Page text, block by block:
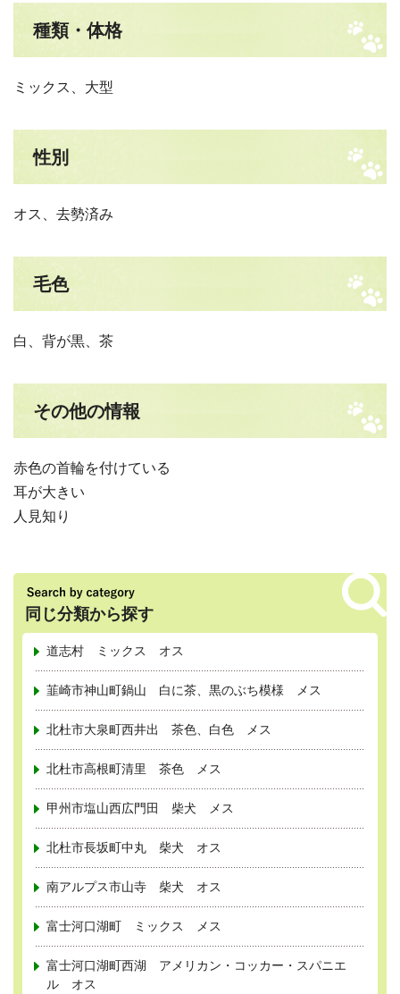
種類・体格
ミックス、大型
性別
オス、去勢済み
毛色
白、背が黒、茶
その他の情報
赤色の首輪を付けている
耳が大きい
人見知り
同じ分類から探す
道志村 ミックス オス
韮崎市神山町鍋山 白に茶、黒のぶち模様 メス
北杜市大泉町西井出 茶色、白色 メス
北杜市高根町清里 茶色 メス
甲州市塩山西広門田 柴犬 メス
北杜市長坂町中丸 柴犬 オス
南アルプス市山寺 柴犬 オス
富士河口湖町 ミックス メス
富士河口湖町西湖 アメリカン・コッカー・スパニエ
ル オス